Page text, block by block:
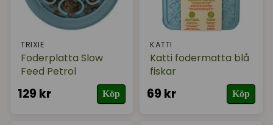
TRIXIE
Foderplatta Slow
Feed Petrol
129 kr Köp
KATTI
Katti fodermatta blå
fiskar
69 kr Köp